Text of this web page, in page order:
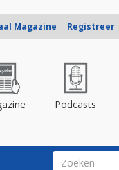
Magazine Registreer
Podcasts
ZOEKVELD